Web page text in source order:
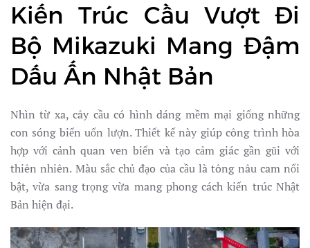
Kiến Trúc Cầu Vượt Đi
Bộ Mikazuki Mang Đậm
Dấu Ấn Nhật Bản
Nhìn từ xa, cây cầu có hình dáng mềm mại giống những
con sóng biển uốn lượn. Thiết kế này giúp công trình hòa
hợp với cảnh quan ven biển và tạo cảm giác gần gũi với
thiên nhiên. Màu sắc chủ đạo của cầu là tông nâu cam nổi
bật, vừa sang trọng vừa mang phong cách kiến trúc Nhật
Bản hiện đại.